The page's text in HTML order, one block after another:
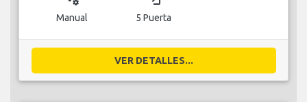
Manual 5 Puerta
VER DETALLES...